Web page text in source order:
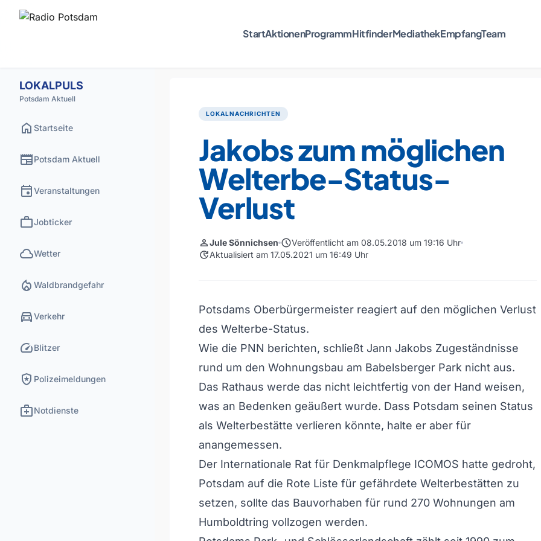
StartAktionenProgrammHitfinderMediathekEmpfangTeam
LOKALPULS
Potsdam Aktuell
home Startseite
newspaperPotsdam Aktuell
eventVeranstaltungen
workJobticker
cloudWetter
local_fire_department Waldbrandgefahr
directions_carVerkehr
speedBlitzer
local_police Polizeimeldungen
medical_servicesNotdienste
LOKALNACHRICHTEN
Jakobs zum möglichen
Welterbe-Status-
Verlust
personJule Sönnichsen scheduleVeröffentlicht am 08.05.2018 um 19:16 Uhr
updateAktualisiert am 17.05.2021 um 16:49 Uhr
Potsdams Oberbürgermeister reagiert auf den möglichen Verlust
des Welterbe-Status.
Wie die PNN berichten, schließt Jann Jakobs Zugeständnisse
rund um den Wohnungsbau am Babelsberger Park nicht aus.
Das Rathaus werde das nicht leichtfertig von der Hand weisen,
was an Bedenken geäußert wurde. Dass Potsdam seinen Status
als Welterbestätte verlieren könnte, halte er aber für
anangemessen.
Der Internationale Rat für Denkmalpflege ICOMOS hatte gedroht,
Potsdam auf die Rote Liste für gefährdete Welterbestätten zu
setzen, sollte das Bauvorhaben für rund 270 Wohnungen am
Humboldtring vollzogen werden.